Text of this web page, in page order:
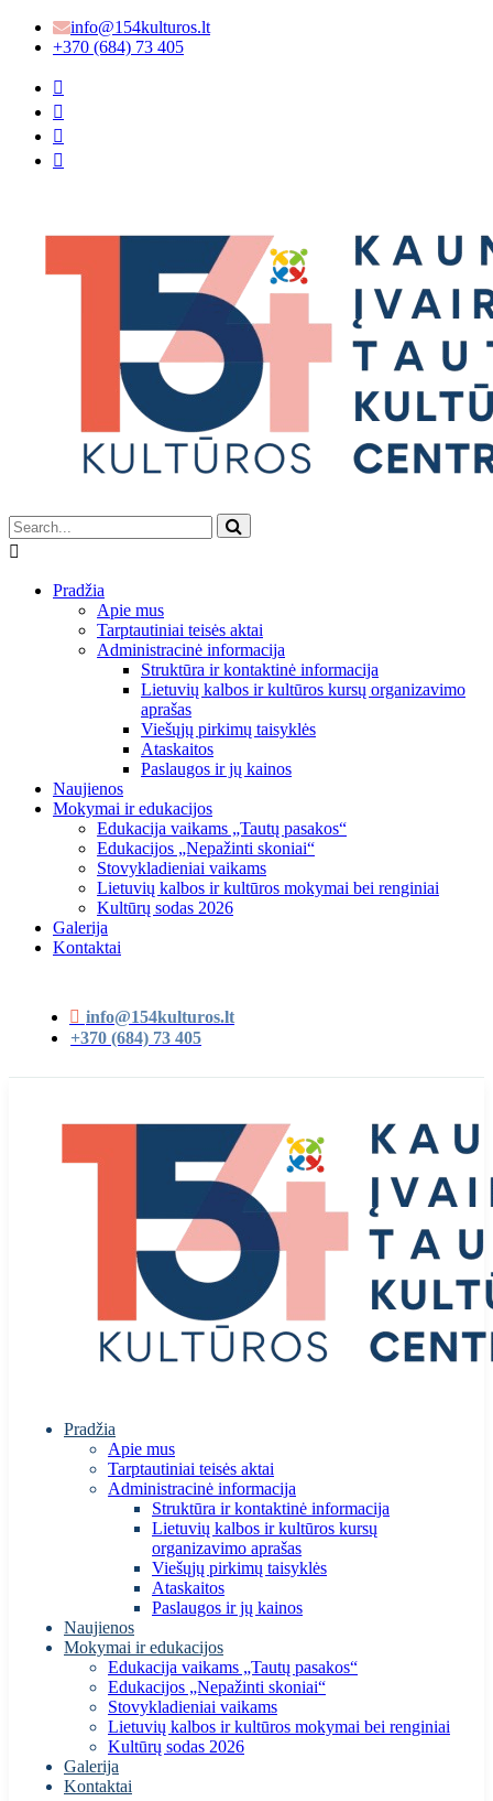
info@154kulturos.lt
+370 (684) 73 405
Pradžia
Apie mus
Tarptautiniai teisės aktai
Administracinė informacija
Struktūra ir kontaktinė informacija
Lietuvių kalbos ir kultūros kursų organizavimo
aprašas
Viešųjų pirkimų taisyklės
Ataskaitos
Paslaugos ir jų kainos
Naujienos
Mokymai ir edukacijos
Edukacija vaikams „Tautų pasakos“
Edukacijos „Nepažinti skoniai“
Stovykladieniai vaikams
Lietuvių kalbos ir kultūros mokymai bei renginiai
Kultūrų sodas 2026
Galerija
Kontaktai
info@154kulturos.lt
+370 (684) 73 405
Pradžia
Apie mus
Tarptautiniai teisės aktai
Administracinė informacija
Struktūra ir kontaktinė informacija
Lietuvių kalbos ir kultūros kursų
organizavimo aprašas
Viešųjų pirkimų taisyklės
Ataskaitos
Paslaugos ir jų kainos
Naujienos
Mokymai ir edukacijos
Edukacija vaikams „Tautų pasakos“
Edukacijos „Nepažinti skoniai“
Stovykladieniai vaikams
Lietuvių kalbos ir kultūros mokymai bei renginiai
Kultūrų sodas 2026
Galerija
Kontaktai